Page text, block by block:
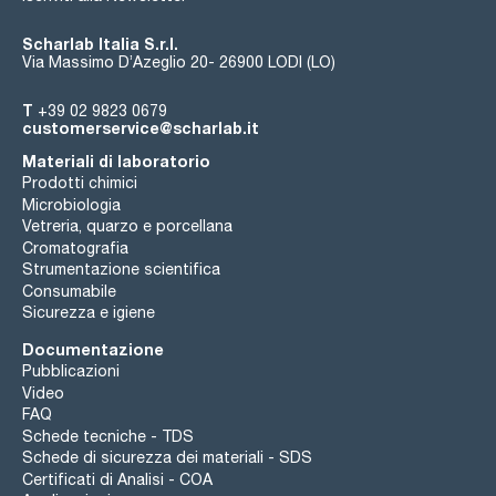
Scharlab Italia S.r.l.
Via Massimo D’Azeglio 20- 26900 LODI (LO)
T +39 02 9823 0679
customerservice@scharlab.it
Materiali di laboratorio
Prodotti chimici
Microbiologia
Vetreria, quarzo e porcellana
Cromatografia
Strumentazione scientifica
Consumabile
Sicurezza e igiene
Documentazione
Pubblicazioni
Video
FAQ
Schede tecniche - TDS
Schede di sicurezza dei materiali - SDS
Certificati di Analisi - COA